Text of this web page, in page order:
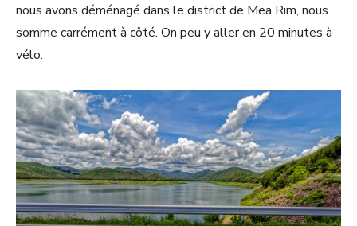
nous avons déménagé dans le district de Mea Rim, nous
somme carrément à côté. On peu y aller en 20 minutes à
vélo.